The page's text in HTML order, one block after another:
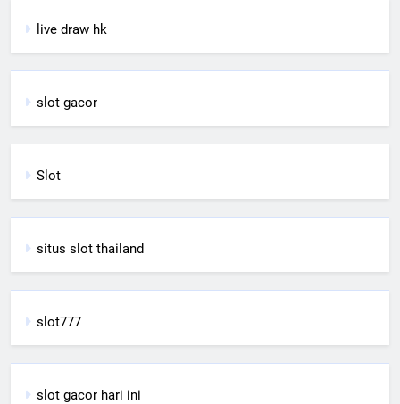
live draw hk
slot gacor
Slot
situs slot thailand
slot777
slot gacor hari ini